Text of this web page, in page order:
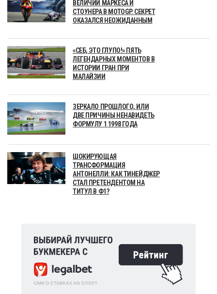
ВЕЛИЧИИ МАРКЕСА И
СТОУНЕРА В MOTOGP. СЕКРЕТ
ОКАЗАЛСЯ НЕОЖИДАННЫМ
«СЕБ, ЭТО ГЛУПО!» ПЯТЬ
ЛЕГЕНДАРНЫХ МОМЕНТОВ В
ИСТОРИИ ГРАН ПРИ
МАЛАЙЗИИ
ЗЕРКАЛО ПРОШЛОГО, ИЛИ
ДВЕ ПРИЧИНЫ НЕНАВИДЕТЬ
ФОРМУЛУ 1 1998 ГОДА
ШОКИРУЮЩАЯ
ТРАНСФОРМАЦИЯ
АНТОНЕЛЛИ: КАК ТИНЕЙДЖЕР
СТАЛ ПРЕТЕНДЕНТОМ НА
ТИТУЛ В Ф1?